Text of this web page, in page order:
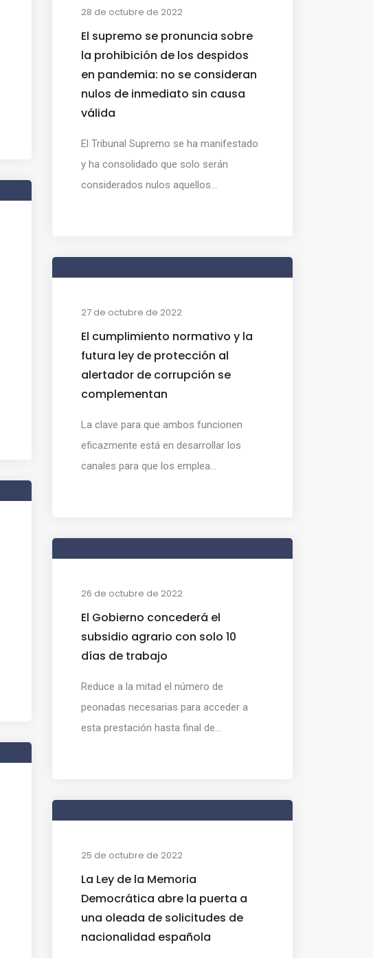
28 de octubre de 2022
El supremo se pronuncia sobre
la prohibición de los despidos
en pandemia: no se consideran
nulos de inmediato sin causa
válida
El Tribunal Supremo se ha manifestado
y ha consolidado que solo serán
considerados nulos aquellos...
27 de octubre de 2022
El cumplimiento normativo y la
futura ley de protección al
alertador de corrupción se
complementan
La clave para que ambos funcionen
eficazmente está en desarrollar los
canales para que los emplea...
26 de octubre de 2022
El Gobierno concederá el
subsidio agrario con solo 10
días de trabajo
Reduce a la mitad el número de
peonadas necesarias para acceder a
esta prestación hasta final de...
25 de octubre de 2022
La Ley de la Memoria
Democrática abre la puerta a
una oleada de solicitudes de
nacionalidad española